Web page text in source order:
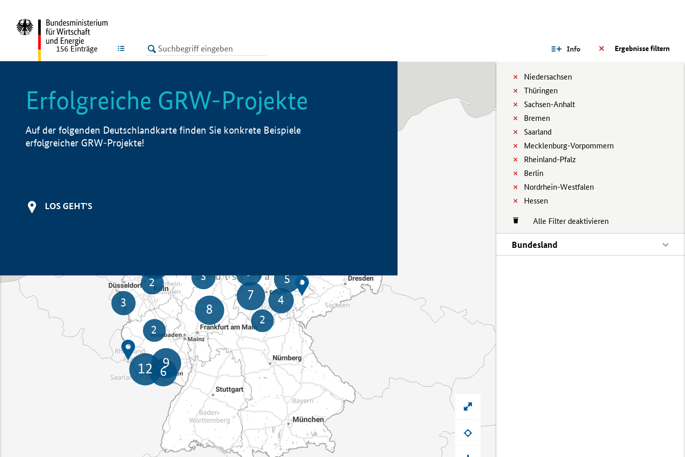
LISTE Ergebnisse filtern
Info
Niedersachsen
Thüringen
Sachsen-Anhalt
Bremen
Saarland
Mecklenburg-Vorpommern
Rheinland-Pfalz
Berlin
Nordrhein-Westfalen
Hessen
Alle Filter deaktivieren
Bundesland
156 Einträge
Erfolgreiche GRW-Projekte
Auf der folgenden Deutschlandkarte finden Sie konkrete Beispiele
erfolgreicher GRW-Projekte!
LOS GEHT'S